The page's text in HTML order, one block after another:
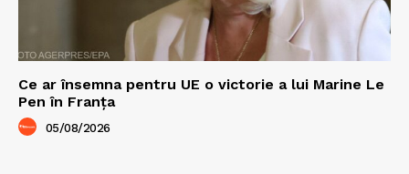
Ce ar însemna pentru UE o victorie a lui Marine Le
Pen în Franța
05/08/2026